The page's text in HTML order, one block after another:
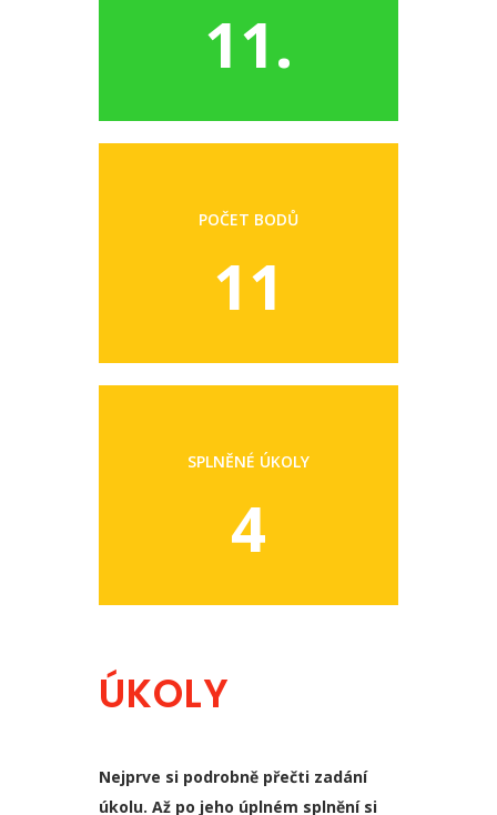
11.
POČET BODŮ
11
SPLNĚNÉ ÚKOLY
4
ÚKOLY
Nejprve si podrobně přečti zadání
úkolu. Až po jeho úplném splnění si